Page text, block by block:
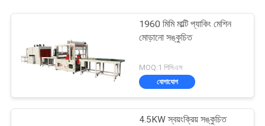
1960 মিমি মাল্টি প্যাকিং মেশিন
মোড়ানো সঙ্কুচিত
MOQ:1 পিসিএস
যোগাযোগ
4.5KW স্বয়ংক্রিয় সঙ্কুচিত